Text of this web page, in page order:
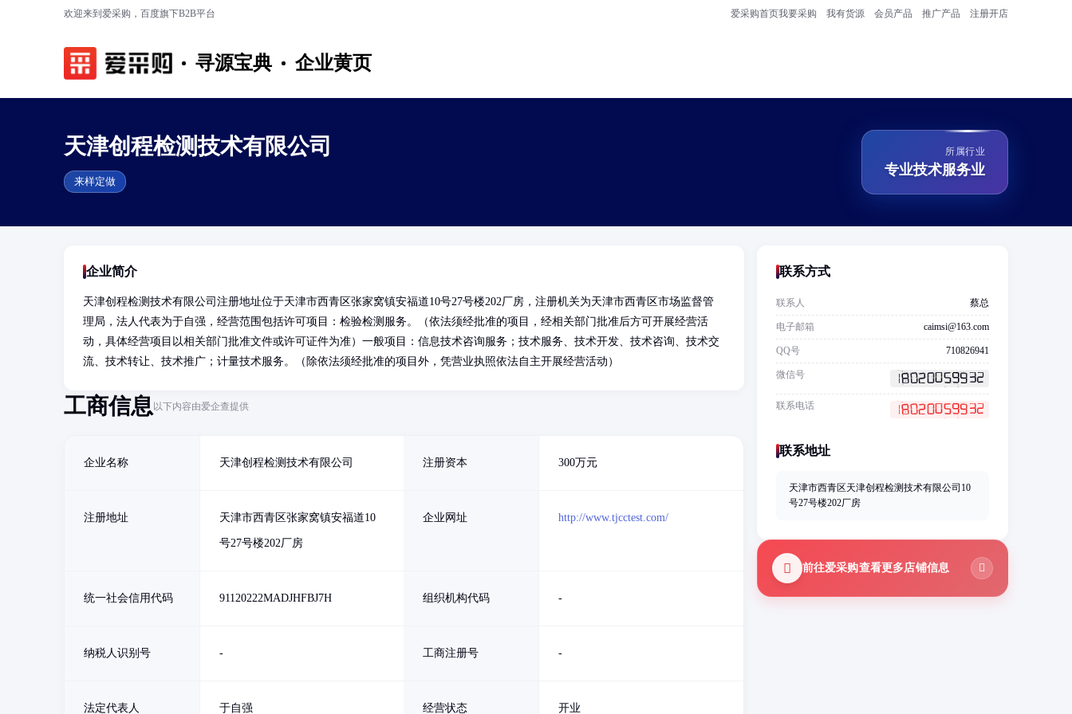
欢迎来到爱采购，百度旗下B2B平台 爱采购首页我要采购 我有货源 会员产品 推广产品 注册开店
寻源宝典 企业黄页
天津创程检测技术有限公司
来样定做
所属行业
专业技术服务业
企业简介
天津创程检测技术有限公司注册地址位于天津市西青区张家窝镇安福道10号27号楼202厂房，注册机关为天津市西青区市场监督管
理局，法人代表为于自强，经营范围包括许可项目：检验检测服务。（依法须经批准的项目，经相关部门批准后方可开展经营活
动，具体经营项目以相关部门批准文件或许可证件为准）一般项目：信息技术咨询服务；技术服务、技术开发、技术咨询、技术交
流、技术转让、技术推广；计量技术服务。（除依法须经批准的项目外，凭营业执照依法自主开展经营活动）
工商信息以下内容由爱企查提供
企业名称 天津创程检测技术有限公司 注册资本 300万元
注册地址 天津市西青区张家窝镇安福道10
号27号楼202厂房
企业网址 http://www.tjcctest.com/
统一社会信用代码 91120222MADJHFBJ7H 组织机构代码 -
纳税人识别号 - 工商注册号 -
法定代表人 于自强 经营状态 开业
联系方式
联系人 蔡总
电子邮箱 caimsi@163.com
QQ号 710826941
微信号
联系电话
联系地址
天津市西青区天津创程检测技术有限公司10
号27号楼202厂房
前往爱采购查看更多店铺信息